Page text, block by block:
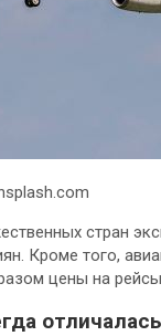
стран
Кроме того,
цены на